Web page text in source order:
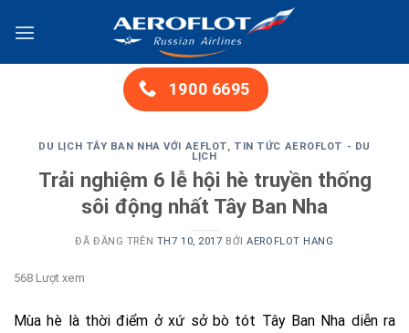
đến
1900 6695
DU LỊCH TÂY BAN NHA VỚI AEFLOT, TIN TỨC AEROFLOT - DU
LỊCH
Trải nghiệm 6 lễ hội hè truyền thống
sôi động nhất Tây Ban Nha
ĐÃ ĐĂNG TRÊN TH7 10, 2017 BỞIAEROFLOT HANG
568 Lượt xem
Mùa hè là thời điểm ở xứ sở bò tót Tây Ban Nha diễn ra